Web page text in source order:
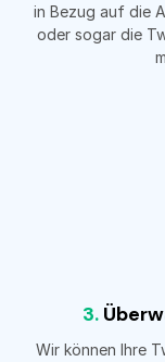
in Bezug auf die
oder sogar die
3.
Wir können Ihre